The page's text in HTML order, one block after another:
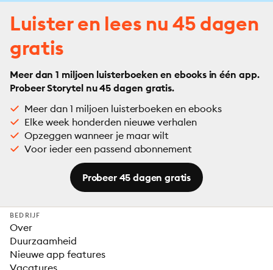
Luister en lees nu 45 dagen
gratis
Meer dan 1 miljoen luisterboeken en ebooks in één app.
Probeer Storytel nu 45 dagen gratis.
Meer dan 1 miljoen luisterboeken en ebooks
Elke week honderden nieuwe verhalen
Opzeggen wanneer je maar wilt
Voor ieder een passend abonnement
Probeer 45 dagen gratis
BEDRIJF
Over
Duurzaamheid
Nieuwe app features
Vacatures